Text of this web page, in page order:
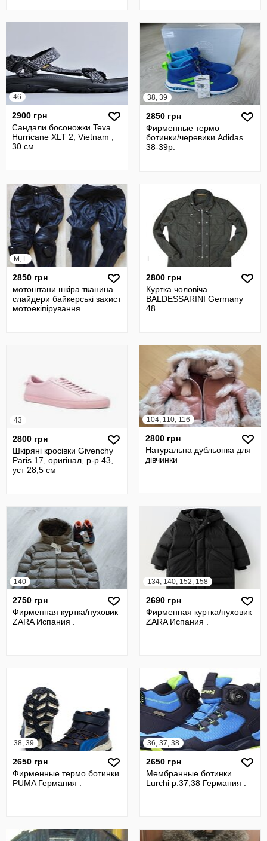
46
2900 грн
Сандали босоножки Teva
Hurricane XLT 2, Vietnam ,
30 см
38, 39
2850 грн
Фирменные термо
ботинки/черевики Adidas
38-39р.
M, L
2850 грн
мотоштани шкіра тканина
слайдери байкерські захист
мотоекіпірування
L
2800 грн
Куртка чоловіча
BALDESSARINI Germany
48
43
2800 грн
Шкіряні кросівки Givenchy
Paris 17, оригінал, р-р 43,
уст 28,5 см
104, 110, 116
2800 грн
Натуральна дубльонка для
дівчинки
140
2750 грн
Фирменная куртка/пуховик
ZARA Испания .
134, 140, 152, 158
2690 грн
Фирменная куртка/пуховик
ZARA Испания .
38, 39
2650 грн
Фирменные термо ботинки
PUMA Германия .
36, 37, 38
2650 грн
Мембранные ботинки
Lurchi р.37,38 Германия .